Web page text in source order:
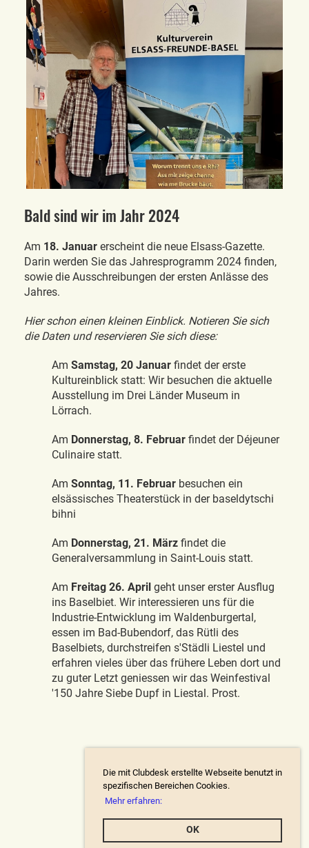
Die mit Clubdesk erstellte Webseite benutzt in
spezifischen Bereichen Cookies.
Mehr erfahren:
OK
Bald sind wir im Jahr 2024
Am 18. Januar erscheint die neue Elsass-Gazette.
Darin werden Sie das Jahresprogramm 2024 finden,
sowie die Ausschreibungen der ersten Anlässe des
Jahres.
Hier schon einen kleinen Einblick. Notieren Sie sich
die Daten und reservieren Sie sich diese:
Am Samstag, 20 Januar findet der erste
Kultureinblick statt: Wir besuchen die aktuelle
Ausstellung im Drei Länder Museum in
Lörrach.
Am Donnerstag, 8. Februar findet der Déjeuner
Culinaire statt.
Am Sonntag, 11. Februar besuchen ein
elsässisches Theaterstück in der baseldytschi
bihni
Am Donnerstag, 21. März findet die
Generalversammlung in Saint-Louis statt.
Am Freitag 26. April geht unser erster Ausflug
ins Baselbiet. Wir interessieren uns für die
Industrie-Entwicklung im Waldenburgertal,
essen im Bad-Bubendorf, das Rütli des
Baselbiets, durchstreifen s'Städli Liestel und
erfahren vieles über das frühere Leben dort und
zu guter Letzt geniessen wir das Weinfestival
'150 Jahre Siebe Dupf in Liestal. Prost.